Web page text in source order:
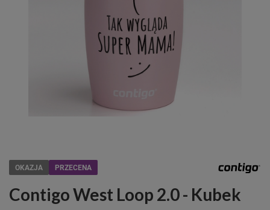
OKAZJA PRZECENA
Contigo West Loop 2.0 - Kubek